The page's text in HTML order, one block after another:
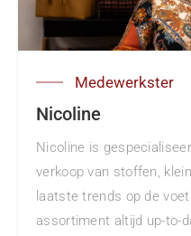
Medewerkster
Nicoline
Nicoline is
verkoop van stoffen,
laatste trends op de
assortiment altijd up-to-